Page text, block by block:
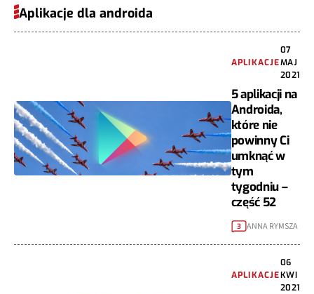
Aplikacje dla androida
APLIKACJE
07
MAJ
2021
5 aplikacji na
Androida,
które nie
powinny Ci
umknąć w
tym
tygodniu –
część 52
3 ANNA RYMSZA
APLIKACJE
06
KWI
2021